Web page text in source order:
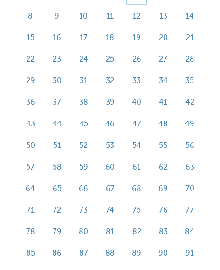
8 9 10 11 12 13 14
15 16 17 18 19 20 21
22 23 24 25 26 27 28
29 30 31 32 33 34 35
36 37 38 39 40 41 42
43 44 45 46 47 48 49
50 51 52 53 54 55 56
57 58 59 60 61 62 63
64 65 66 67 68 69 70
71 72 73 74 75 76 77
78 79 80 81 82 83 84
85 86 87 88 89 90 91